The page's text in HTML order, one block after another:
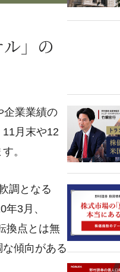
」の
企業業績の
月末や12
。
調となる
3月、
換点とは無
傾向がある